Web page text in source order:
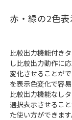
赤・緑の2色表
比較出力機能付き
し比較出力動作に
変化させることが
を表示色変化で容易
比較出力機能なし
選択表示させるこ
た使い方ができます